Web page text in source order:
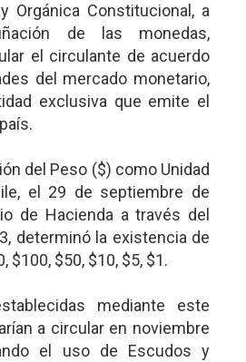
Orgánica Constitucional, a
de las monedas,
el circulante de acuerdo
del mercado monetario,
exclusiva que emite el
del Peso ($) como Unidad
el 29 de septiembre de
de Hacienda a través del
determinó la existencia de
$100, $50, $10, $5, $1.
mediante este
a circular en noviembre
el uso de Escudos y